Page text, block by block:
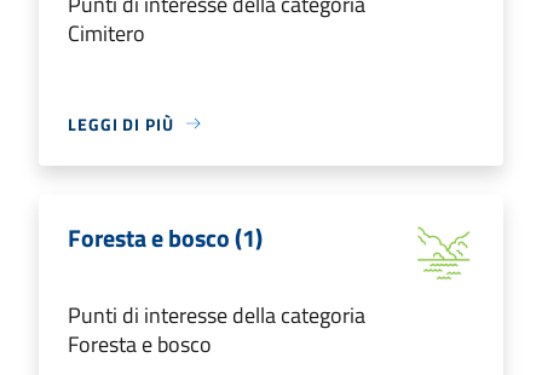
Cimitero
LEGGI DI PIÙ
Foresta e bosco (1)
Punti di interesse della categoria
Foresta e bosco